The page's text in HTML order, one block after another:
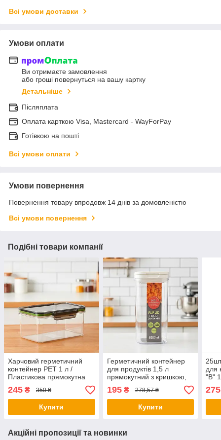
Всі умови доставки
Умови оплати
Ви отримаєте замовлення
або гроші повернуться на вашу картку
Детальніше
Післяплата
Оплата карткою Visa, Mastercard - WayForPay
Готівкою на пошті
Всі умови оплати
Умови повернення
Повернення товару впродовж 14 днів за домовленістю
Всі умови повернення
Подібні товари компанії
Харчовий герметичний
контейнер PET 1 л /
Пластикова прямокутна
ємність з защіпками для
зберігання продуктів в
морозилці
245 ₴ 350 ₴
Купити
Герметичний контейнер
для продуктів 1,5 л
прямокутний з кришкою,
контейнер / Ємність для
зберігання сипучих
195₴ 278,57 ₴
Купити
для
"B"
275
Акційні пропозиції та новинки